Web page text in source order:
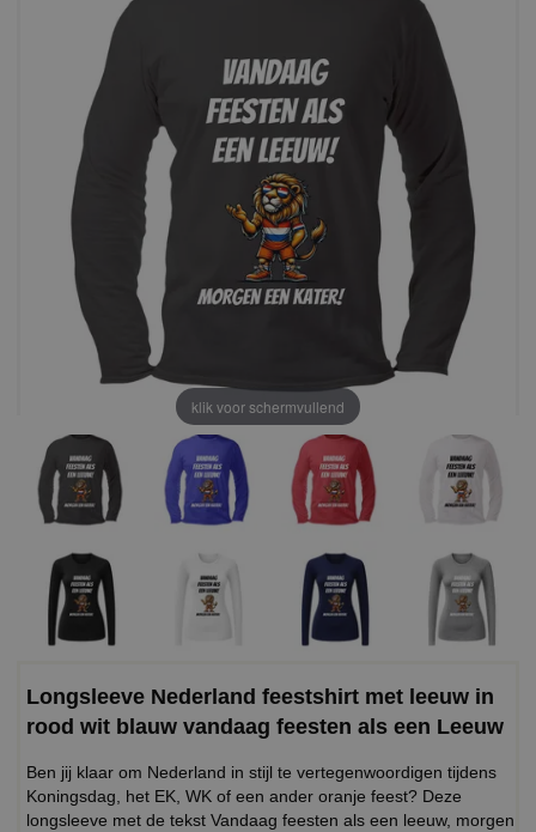
klik voor schermvullend
Longsleeve Nederland feestshirt met leeuw in
rood wit blauw vandaag feesten als een Leeuw
Ben jij klaar om Nederland in stijl te vertegenwoordigen tijdens
Koningsdag, het EK, WK of een ander oranje feest? Deze
longsleeve met de tekst Vandaag feesten als een leeuw, morgen